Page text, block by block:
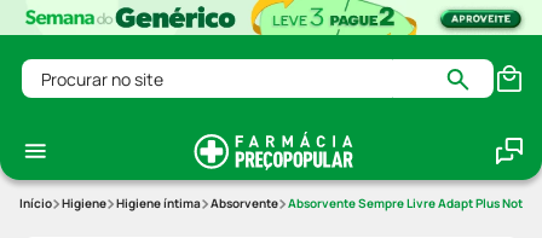
Procurar no site
Higiene Higiene íntima Absorvente Absorvente Sempre Livre Adapt Plus Note